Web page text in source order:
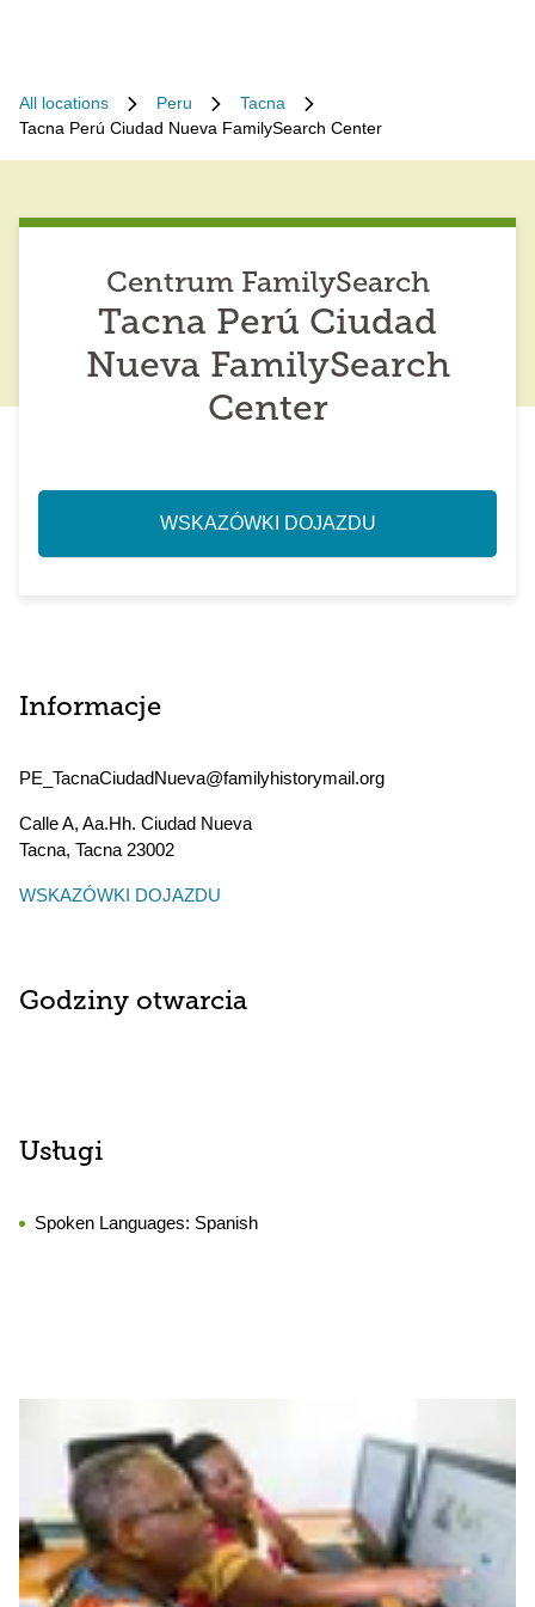
All locations Peru
Tacna
Tacna Perú Ciudad Nueva FamilySearch Center
Centrum FamilySearch
Tacna Perú Ciudad
Nueva FamilySearch
Center
WSKAZÓWKI DOJAZDU
Informacje
PE_TacnaCiudadNueva@familyhistorymail.org
Calle A, Aa.Hh. Ciudad Nueva
Tacna, Tacna 23002
WSKAZÓWKI DOJAZDU
Godziny otwarcia
Usługi
Spoken Languages: Spanish